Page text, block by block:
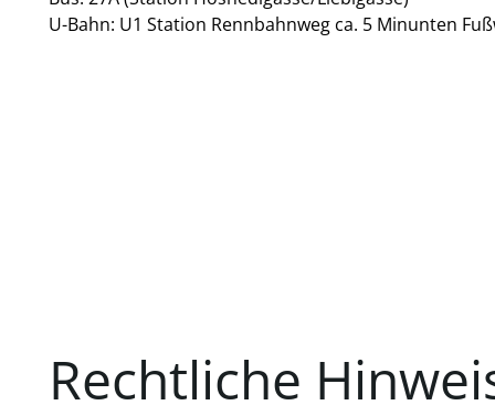
U-Bahn: U1 Station Rennbahnweg ca. 5 Minunten
Rechtliche